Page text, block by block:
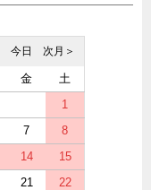
次月＞
今日
金
土
1
7
8
14
15
21
22